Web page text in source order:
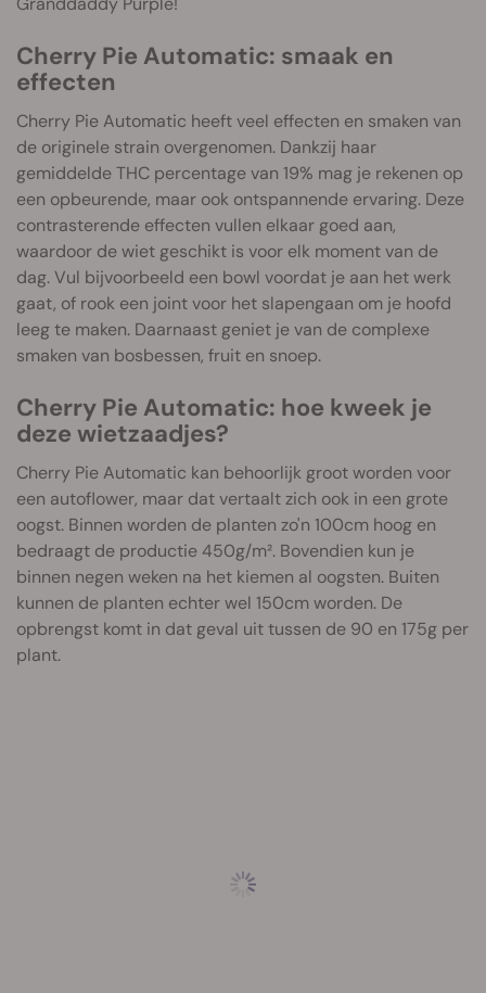
Cherry Pie Automatic: smaak en
effecten
Cherry Pie Automatic heeft veel effecten en smaken van
de originele strain overgenomen. Dankzij haar
gemiddelde THC percentage van 19% mag je rekenen op
een opbeurende, maar ook ontspannende ervaring. Deze
contrasterende effecten vullen elkaar goed aan,
waardoor de wiet geschikt is voor elk moment van de
dag. Vul bijvoorbeeld een bowl voordat je aan het werk
gaat, of rook een joint voor het slapengaan om je hoofd
leeg te maken. Daarnaast geniet je van de complexe
smaken van bosbessen, fruit en snoep.
Cherry Pie Automatic: hoe kweek je
deze wietzaadjes?
Cherry Pie Automatic kan behoorlijk groot worden voor
een autoflower, maar dat vertaalt zich ook in een grote
oogst. Binnen worden de planten zo'n 100cm hoog en
bedraagt de productie 450g/m². Bovendien kun je
binnen negen weken na het kiemen al oogsten. Buiten
kunnen de planten echter wel 150cm worden. De
opbrengst komt in dat geval uit tussen de 90 en 175g per
plant.